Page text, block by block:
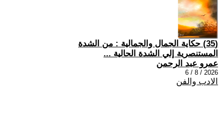
(35) حكاية الجمال والجمالية : من الشدة
المستنصرية إلي الشدة الحالية ...
عمرو عبد الرحمن
2026 / 8 / 6
الادب والفن